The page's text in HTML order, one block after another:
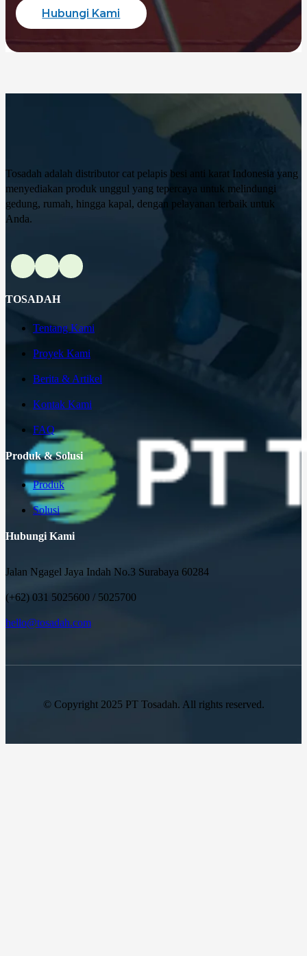
Hubungi Kami
Tosadah adalah distributor cat pelapis besi anti karat Indonesia yang
menyediakan produk unggul yang tepercaya untuk melindungi
gedung, rumah, hingga kapal, dengan pelayanan terbaik untuk
Anda.
TOSADAH
Tentang Kami
Proyek Kami
Berita & Artikel
Kontak Kami
FAQ
Produk & Solusi
Produk
Solusi
Hubungi Kami
Jalan Ngagel Jaya Indah No.3 Surabaya 60284
(+62) 031 5025600 / 5025700
hello@tosadah.com
© Copyright 2025 PT Tosadah. All rights reserved.